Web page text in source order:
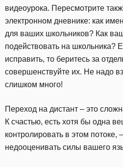
видеоурока. Пересмотрите
электронном дневнике: как
для ваших школьников? Как
подействовать на школьника?
исправить, то беритесь за
совершенствуйте их. Не надо
слишком много!
Переход на дистант – это
К счастью, есть хотя бы одна
контролировать в этом
недооценивать силы вашего